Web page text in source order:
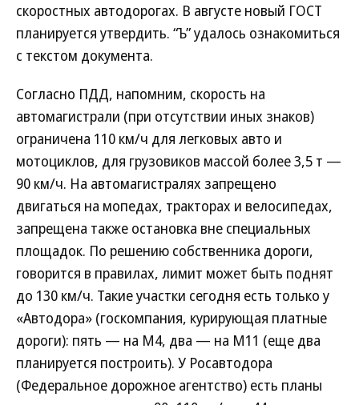
скоростных автодорогах. В августе новый ГОСТ
планируется утвердить. “Ъ” удалось ознакомиться
с текстом документа.
Согласно ПДД, напомним, скорость на
автомагистрали (при отсутствии иных знаков)
ограничена 110 км/ч для легковых авто и
мотоциклов, для грузовиков массой более 3,5 т —
90 км/ч. На автомагистралях запрещено
двигаться на мопедах, тракторах и велосипедах,
запрещена также остановка вне специальных
площадок. По решению собственника дороги,
говорится в правилах, лимит может быть поднят
до 130 км/ч. Такие участки сегодня есть только у
«Автодора» (госкомпания, курирующая платные
дороги): пять — на М4, два — на М11 (еще два
планируется построить). У Росавтодора
(Федеральное дорожное агентство) есть планы